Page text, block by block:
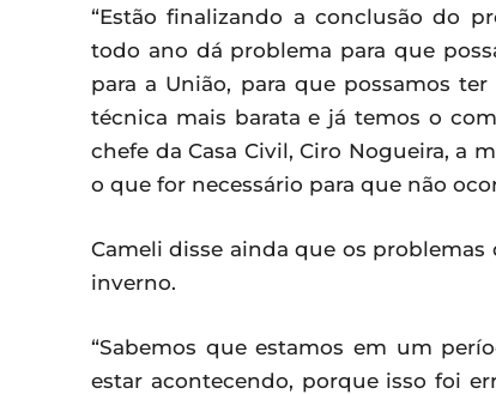
“Estão finalizando a conclusão do
todo ano dá problema para que
para a União, para que possamos
técnica mais barata e já temos o
chefe da Casa Civil, Ciro Nogueira, a
o que for necessário para que não
Cameli disse ainda que os
inverno.
“Sabemos que estamos em um
estar acontecendo, porque isso foi